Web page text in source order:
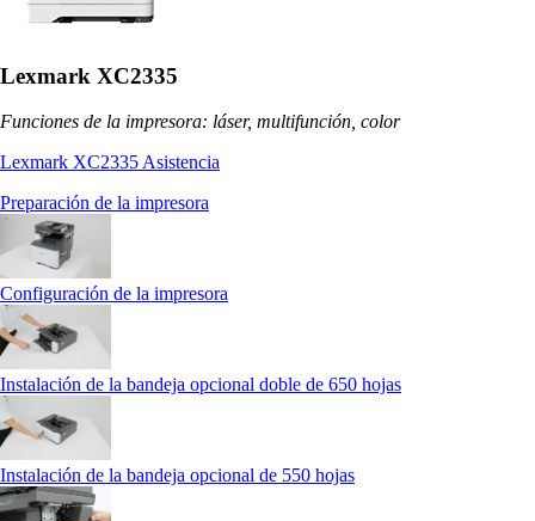
Lexmark XC2335
Funciones de la impresora: láser, multifunción, color
Lexmark XC2335 Asistencia
Preparación de la impresora
Configuración de la impresora
Instalación de la bandeja opcional doble de 650 hojas
Instalación de la bandeja opcional de 550 hojas